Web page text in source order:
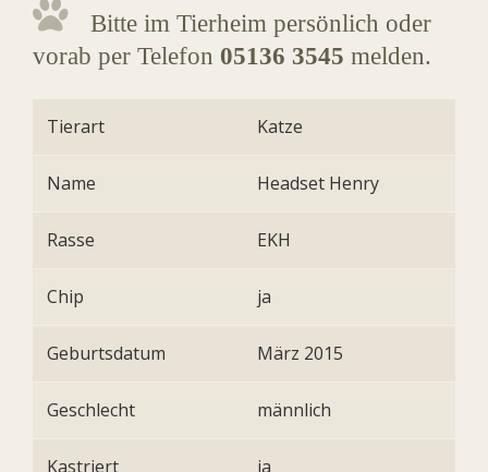
Bitte im Tierheim persönlich oder
vorab per Telefon 05136 3545 melden.
Tierart Katze
Name Headset Henry
Rasse EKH
Chip ja
Geburtsdatum März 2015
Geschlecht männlich
Kastriert ja